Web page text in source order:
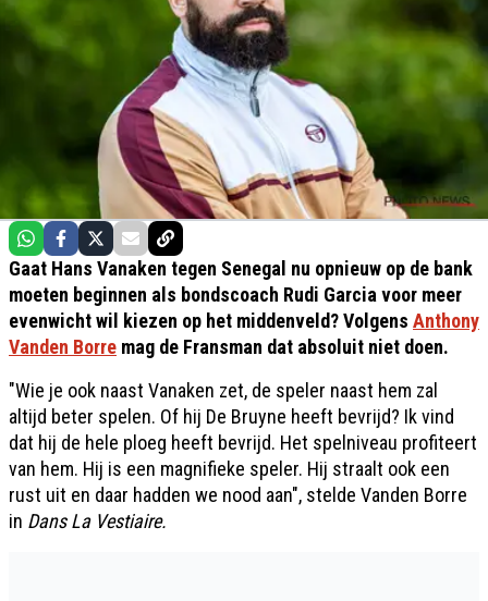
Gaat Hans Vanaken tegen Senegal nu opnieuw op de bank
moeten beginnen als bondscoach Rudi Garcia voor meer
evenwicht wil kiezen op het middenveld? Volgens Anthony
Vanden Borre mag de Fransman dat absoluit niet doen.
"Wie je ook naast Vanaken zet, de speler naast hem zal
altijd beter spelen. Of hij De Bruyne heeft bevrijd? Ik vind
dat hij de hele ploeg heeft bevrijd. Het spelniveau profiteert
van hem. Hij is een magnifieke speler. Hij straalt ook een
rust uit en daar hadden we nood aan", stelde Vanden Borre
in Dans La Vestiaire.